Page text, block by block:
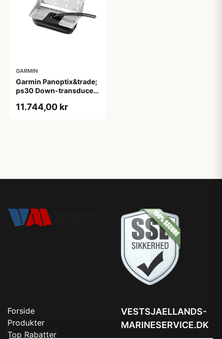
GARMIN
Garmin Panoptix&trade;
ps30 Down-transducer
11.744,00 kr
Forside
Produkter
Top Rabatter
VESTSJAELLANDS-
MARINESERVICE.DK